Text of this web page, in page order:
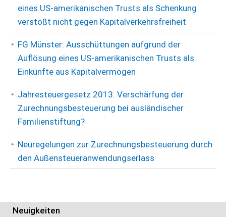
eines US-amerikanischen Trusts als Schenkung
verstößt nicht gegen Kapitalverkehrsfreiheit
FG Münster: Ausschüttungen aufgrund der
Auflösung eines US-amerikanischen Trusts als
Einkünfte aus Kapitalvermögen
Jahresteuergesetz 2013: Verschärfung der
Zurechnungsbesteuerung bei ausländischer
Familienstiftung?
Neuregelungen zur Zurechnungsbesteuerung durch
den Außensteueranwendungserlass
Neuigkeiten